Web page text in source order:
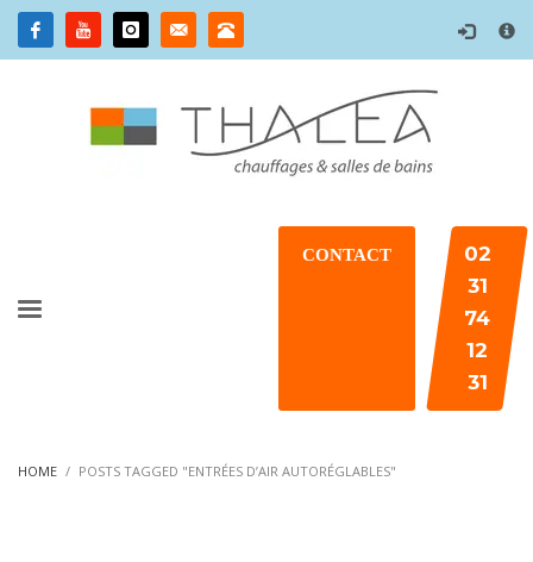
×
CONTACT
02
31
74
12
31
HOME POSTS TAGGED "ENTRÉES D’AIR AUTORÉGLABLES"